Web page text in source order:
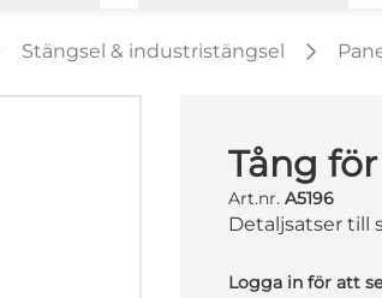
Stängsel & industristängsel
Tång
Art.nr. A5196
Detaljsatser till
Logga in för att